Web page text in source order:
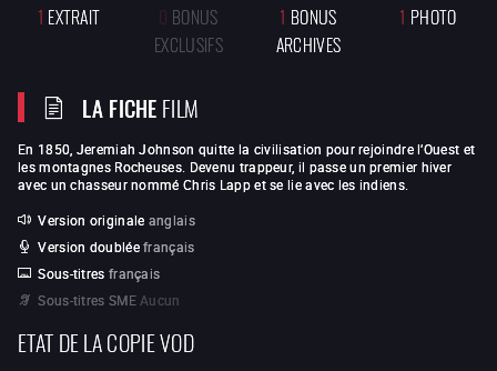
1 EXTRAIT 0 BONUS
EXCLUSIFS
1 BONUS
ARCHIVES
1 PHOTO
LA FICHEFILM
En 1850, Jeremiah Johnson quitte la civilisation pour rejoindre l’Ouest et
les montagnes Rocheuses. Devenu trappeur, il passe un premier hiver
avec un chasseur nommé Chris Lapp et se lie avec les indiens.
Version originale anglais
Version doublée français
Sous-titres français
Sous-titres SME Aucun
ETAT DE LA COPIE VOD